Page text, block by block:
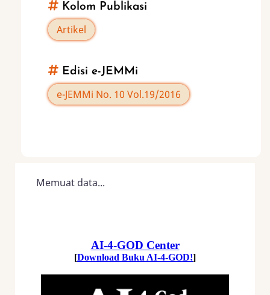
Kolom Publikasi
Artikel
Edisi e-JEMMi
e-JEMMi No. 10 Vol.19/2016
Memuat data...